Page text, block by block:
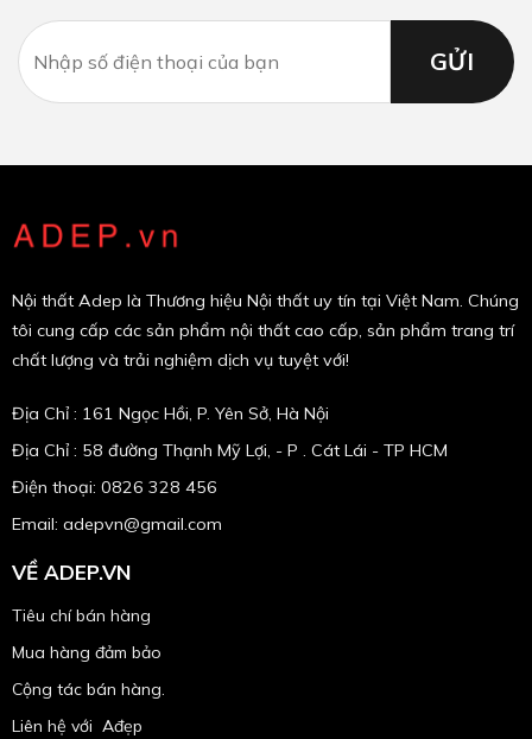
Nội thất Adep là Thương hiệu Nội thất uy tín tại Việt Nam. Chúng
tôi cung cấp các sản phẩm nội thất cao cấp, sản phẩm trang trí
chất lượng và trải nghiệm dịch vụ tuyệt với!
Địa Chỉ : 161 Ngọc Hồi, P. Yên Sở, Hà Nội
Địa Chỉ : 58 đường Thạnh Mỹ Lợi, - P . Cát Lái - TP HCM
Điện thoại: 0826 328 456
Email: adepvn@gmail.com
VỀ ADEP.VN
Tiêu chí bán hàng
Mua hàng đảm bảo
Cộng tác bán hàng.
Liên hệ với Ađẹp